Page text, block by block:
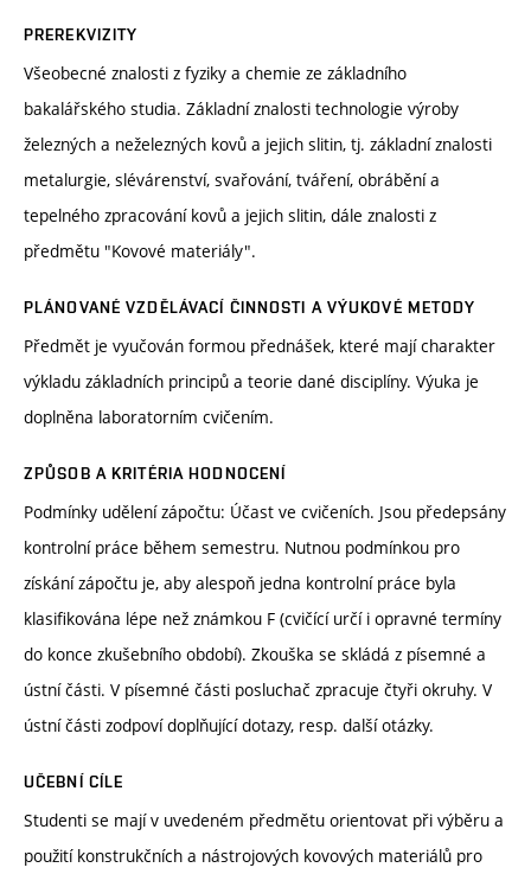
PREREKVIZITY
Všeobecné znalosti z fyziky a chemie ze základního
bakalářského studia. Základní znalosti technologie výroby
železných a neželezných kovů a jejich slitin, tj. základní znalosti
metalurgie, slévárenství, svařování, tváření, obrábění a
tepelného zpracování kovů a jejich slitin, dále znalosti z
předmětu "Kovové materiály".
PLÁNOVANÉ VZDĚLÁVACÍ ČINNOSTI A VÝUKOVÉ METODY
Předmět je vyučován formou přednášek, které mají charakter
výkladu základních principů a teorie dané disciplíny. Výuka je
doplněna laboratorním cvičením.
ZPŮSOB A KRITÉRIA HODNOCENÍ
Podmínky udělení zápočtu: Účast ve cvičeních. Jsou předepsány
kontrolní práce během semestru. Nutnou podmínkou pro
získání zápočtu je, aby alespoň jedna kontrolní práce byla
klasifikována lépe než známkou F (cvičící určí i opravné termíny
do konce zkušebního období). Zkouška se skládá z písemné a
ústní části. V písemné části posluchač zpracuje čtyři okruhy. V
ústní části zodpoví doplňující dotazy, resp. další otázky.
UČEBNÍ CÍLE
Studenti se mají v uvedeném předmětu orientovat při výběru a
použití konstrukčních a nástrojových kovových materiálů pro